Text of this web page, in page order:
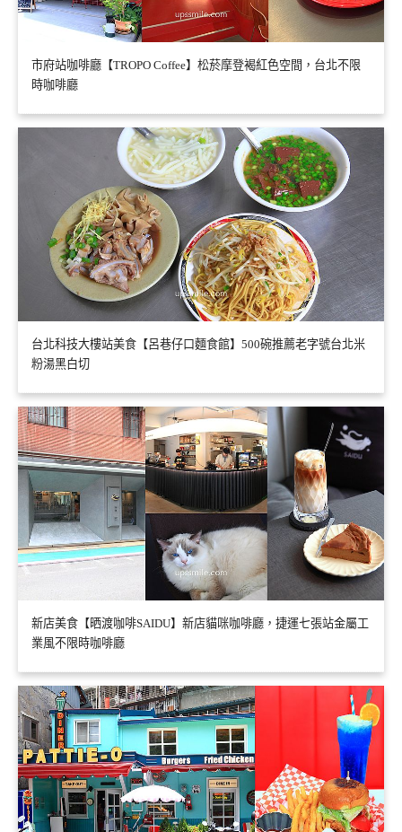
市府站咖啡廳【TROPO Coffee】松菸摩登褐紅色空間，台北不限
時咖啡廳
台北科技大樓站美食【呂巷仔口麵食館】500碗推薦老字號台北米
粉湯黑白切
新店美食【晒渡咖啡SAIDU】新店貓咪咖啡廳，捷運七張站金屬工
業風不限時咖啡廳